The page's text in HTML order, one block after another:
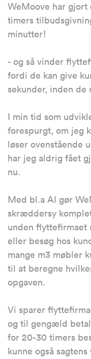
WeMoove har
timers
minutter!
- og så vinder
fordi de kan give
sekunder, inden
I min tid som
forespurgt, om jeg
løser ovenstående
har jeg aldrig fået
nu.
Med bl.a AI gør
skræddersy
unden flyttefirmaet
eller besøg hos
mange m3 møbler
til at beregne
opgaven.
Vi sparer
og til gengæld
for 20-30 timers
kunne også